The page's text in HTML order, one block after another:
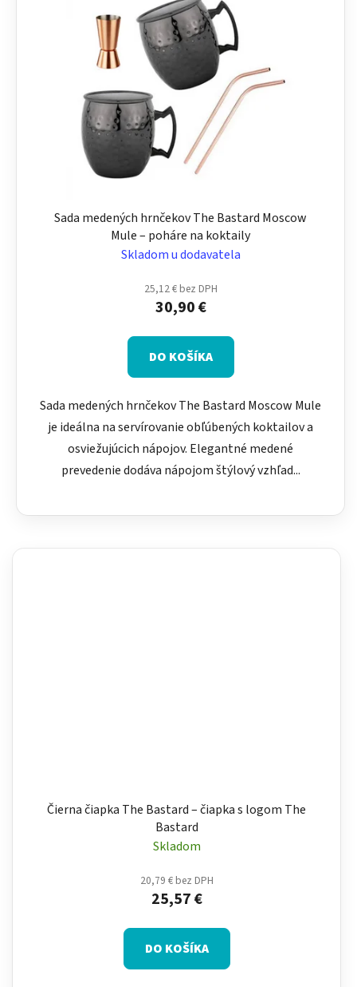
Sada medených hrnčekov The Bastard Moscow
Mule – poháre na koktaily
Skladom u dodavatela
25,12 € bez DPH
30,90 €
DO KOŠÍKA
Sada medených hrnčekov The Bastard Moscow Mule
je ideálna na servírovanie obľúbených koktailov a
osviežujúcich nápojov. Elegantné medené
prevedenie dodáva nápojom štýlový vzhľad...
Čierna čiapka The Bastard – čiapka s logom The
Bastard
Skladom
20,79 € bez DPH
25,57 €
DO KOŠÍKA